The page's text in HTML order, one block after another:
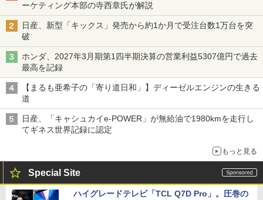
ーケティング本部の寺西章氏が解説
日産、新型「キックス」発売から約1か月で受注台数1万台を突
破
ホンダ、2027年3月期第1四半期決算の営業利益5307億円で過去
最高を記録
【まるも亜希子の「寄り道日和」】ディーゼルエンジンの生きる
道
日産、「キャシュカイe-POWER」が無給油で1980kmを走行し
てギネス世界記録に認定
もっと見る
Special Site
ハイグレードテレビ「TCL Q7D Pro」。圧巻の